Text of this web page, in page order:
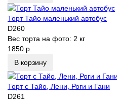
Торт Тайо маленький автобус
D260
Вес торта на фото: 2 кг
1850 р.
В корзину
Торт с Тайо, Лени, Роги и Гани
D261